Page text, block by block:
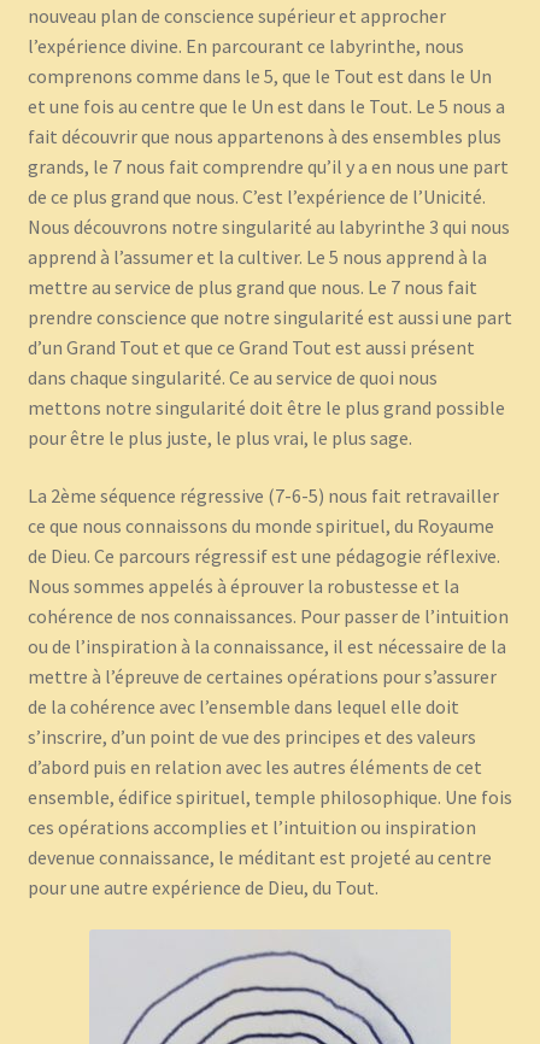
nouveau plan de conscience supérieur et approcher
l’expérience divine. En parcourant ce labyrinthe, nous
comprenons comme dans le 5, que le Tout est dans le Un
et une fois au centre que le Un est dans le Tout. Le 5 nous a
fait découvrir que nous appartenons à des ensembles plus
grands, le 7 nous fait comprendre qu’il y a en nous une part
de ce plus grand que nous. C’est l’expérience de l’Unicité.
Nous découvrons notre singularité au labyrinthe 3 qui nous
apprend à l’assumer et la cultiver. Le 5 nous apprend à la
mettre au service de plus grand que nous. Le 7 nous fait
prendre conscience que notre singularité est aussi une part
d’un Grand Tout et que ce Grand Tout est aussi présent
dans chaque singularité. Ce au service de quoi nous
mettons notre singularité doit être le plus grand possible
pour être le plus juste, le plus vrai, le plus sage.
La 2ème séquence régressive (7-6-5) nous fait retravailler
ce que nous connaissons du monde spirituel, du Royaume
de Dieu. Ce parcours régressif est une pédagogie réflexive.
Nous sommes appelés à éprouver la robustesse et la
cohérence de nos connaissances. Pour passer de l’intuition
ou de l’inspiration à la connaissance, il est nécessaire de la
mettre à l’épreuve de certaines opérations pour s’assurer
de la cohérence avec l’ensemble dans lequel elle doit
s’inscrire, d’un point de vue des principes et des valeurs
d’abord puis en relation avec les autres éléments de cet
ensemble, édifice spirituel, temple philosophique. Une fois
ces opérations accomplies et l’intuition ou inspiration
devenue connaissance, le méditant est projeté au centre
pour une autre expérience de Dieu, du Tout.